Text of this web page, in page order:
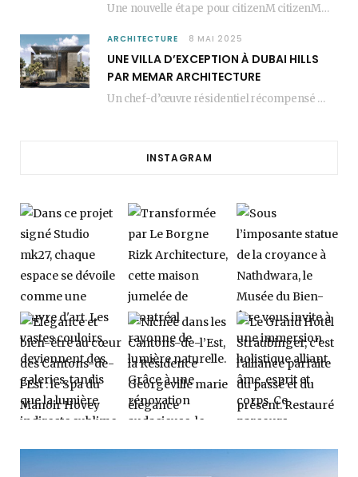
Une nouvelle étape pour citizenM citizenM racheté par Marriott, c’est une annonce qui marque un…
ARCHITECTURE 8 MAI 2025
UNE VILLA D’EXCEPTION À DUBAI HILLS
PAR MEMAR ARCHITECTURE
Un chef-d’œuvre résidentiel récompensé MEMAR Architecture, agence renommée basée à Dubaï, présente aujourd’hui sa dernière…
INSTAGRAM